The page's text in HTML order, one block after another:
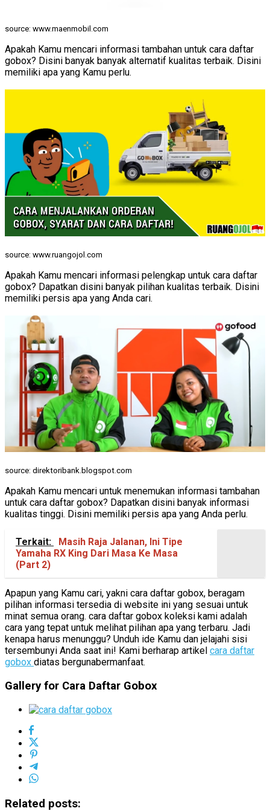
source: www.maenmobil.com
Apakah Kamu mencari informasi tambahan untuk cara daftar
gobox? Disini banyak banyak alternatif kualitas terbaik. Disini
memiliki apa yang Kamu perlu.
source: www.ruangojol.com
Apakah Kamu mencari informasi pelengkap untuk cara daftar
gobox? Dapatkan disini banyak pilihan kualitas terbaik. Disini
memiliki persis apa yang Anda cari.
source: direktoribank.blogspot.com
Apakah Kamu mencari untuk menemukan informasi tambahan
untuk cara daftar gobox? Dapatkan disini banyak informasi
kualitas tinggi. Disini memiliki persis apa yang Anda perlu.
Terkait:
Masih Raja Jalanan, Ini Tipe
Yamaha RX King Dari Masa Ke Masa
(Part 2)
Apapun yang Kamu cari, yakni cara daftar gobox, beragam
pilihan informasi tersedia di website ini yang sesuai untuk
minat semua orang. cara daftar gobox koleksi kami adalah
cara yang tepat untuk melihat pilihan apa yang terbaru. Jadi
kenapa harus menunggu? Unduh ide Kamu dan jelajahi sisi
tersembunyi Anda saat ini! Kami berharap artikel cara daftar
gobox diatas bergunabermanfaat.
Gallery for Cara Daftar Gobox
Related posts: